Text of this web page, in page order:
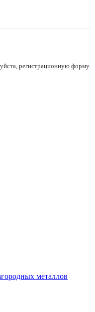
регистрационную форму.
металлов